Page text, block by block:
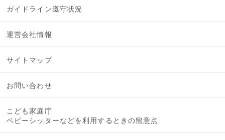
ガイドライン遵守状況
運営会社情報
サイトマップ
お問い合わせ
こども家庭庁
ベビーシッターなどを利用するときの留意点